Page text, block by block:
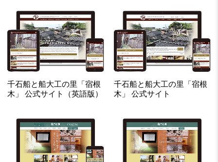
千石船と船大工の里「宿根
木」 公式サイト（英語版）
千石船と船大工の里「宿根
木」 公式サイト